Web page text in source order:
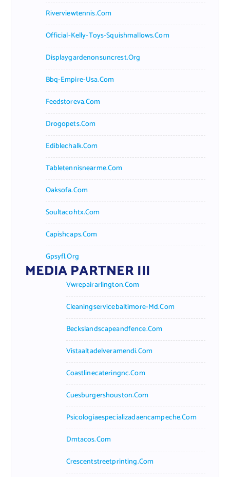
Riverviewtennis.com
Official-Kelly-Toys-Squishmallows.com
Displaygardenonsuncrest.org
Bbq-Empire-Usa.com
Feedstoreva.com
Drogopets.com
Ediblechalk.com
Tabletennisnearme.com
Oaksofa.com
Soultacohtx.com
Capishcaps.com
Gpsyfl.org
MEDIA PARTNER III
Vwrepairarlington.com
Cleaningservicebaltimore-Md.com
Beckslandscapeandfence.com
Vistaaltadelveramendi.com
Coastlinecateringnc.com
Cuesburgershouston.com
Psicologiaespecializadaencampeche.com
Dmtacos.com
Crescentstreetprinting.com